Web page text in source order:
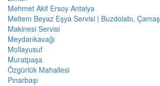
Mehmet Akif Ersoy Antalya
Meltem Beyaz Eşya Servisi | Buzdolabı,
Makinesi Servisi
Meydankavağı
Mollayusuf
Muratpaşa
Özgürlük Mahallesi
Pınarbaşı